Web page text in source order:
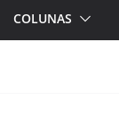
COLUNAS